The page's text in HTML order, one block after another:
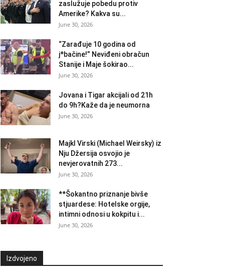
zaslužuje pobedu protiv
Amerike? Kakva su...
June 30, 2026
“Zarađuje 10 godina od
j*bačine!” Neviđeni obračun
Stanije i Maje šokirao...
June 30, 2026
Jovana i Tigar akcijali od 21h
do 9h?Kaže da je neumorna
June 30, 2026
Majkl Virski (Michael Weirsky) iz
Nju Džersija osvojio je
nevjerovatnih 273...
June 30, 2026
**Šokantno priznanje bivše
stjuardese: Hotelske orgije,
intimni odnosi u kokpitu i...
June 30, 2026
Izdvojeno